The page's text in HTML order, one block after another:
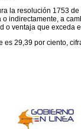
la resolución 1753
indirectamente, a
o ventaja que exceda
es 29,39 por ciento,